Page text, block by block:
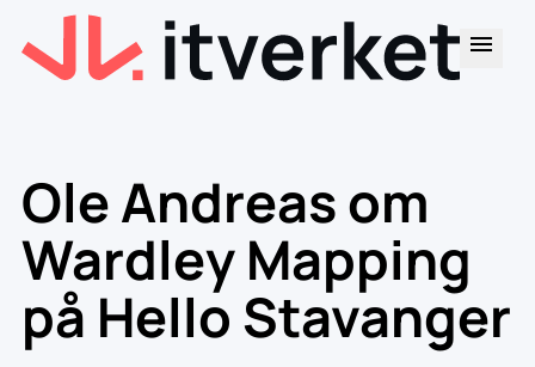
Ole Andreas om
Wardley Mapping
på Hello Stavanger